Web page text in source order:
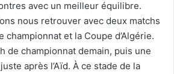
avec un meilleur équilibre.
nous retrouver avec deux matchs
championnat et la Coupe d’Algérie.
de championnat demain, puis une
après l’Aïd. À ce stade de la